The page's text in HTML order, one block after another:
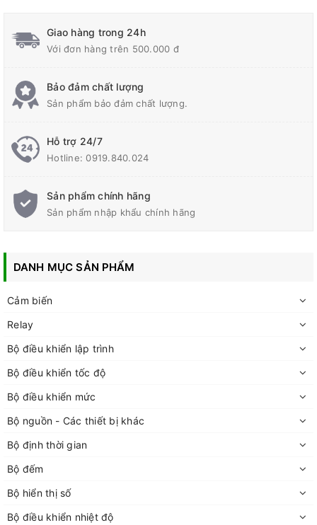
Giao hàng trong 24h
Với đơn hàng trên 500.000 đ
Bảo đảm chất lượng
Sản phẩm bảo đảm chất lượng.
Hỗ trợ 24/7
Hotline:0919.840.024
Sản phẩm chính hãng
Sản phẩm nhập khẩu chính hãng
DANH MỤC SẢN PHẨM
Cảm biến
Relay
Bộ điều khiển lập trình
Bộ điều khiển tốc độ
Bộ điều khiển mức
Bộ nguồn - Các thiết bị khác
Bộ định thời gian
Bộ đếm
Bộ hiển thị số
Bộ điều khiển nhiệt độ